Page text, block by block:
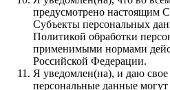
предусмотрено настоящим
Субъекты персональных
Политикой обработки
применимыми нормами
Российской Федерации.
Я уведомлен(на), и даю свое
персональные данные